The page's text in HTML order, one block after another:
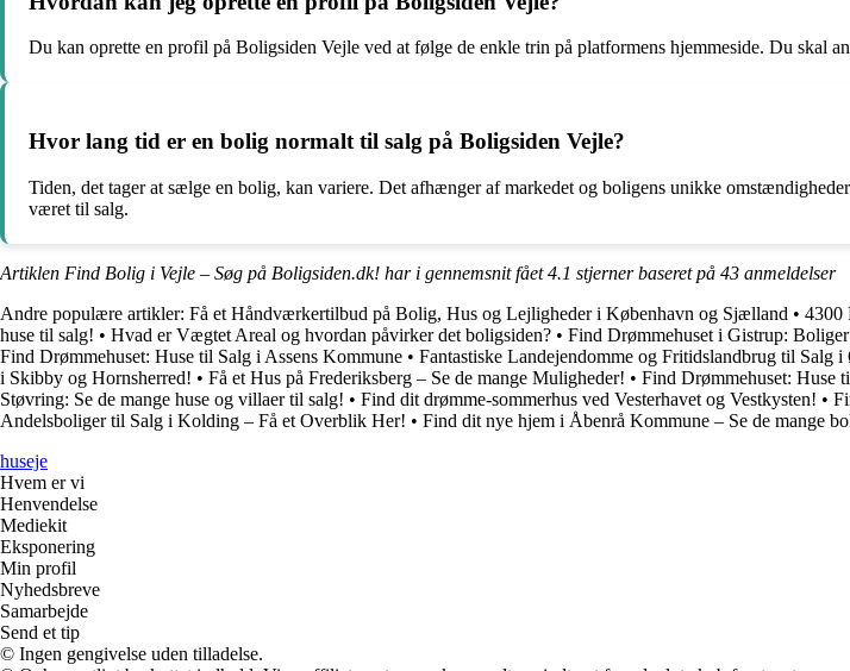
Du kan oprette en profil på Boligsiden Vejle ved at følge de enkle trin på platformens hjemmeside. Du skal
Hvor lang tid er en bolig normalt til salg på Boligsiden Vejle?
Tiden, det tager at sælge en bolig, kan variere. Det afhænger af markedet og boligens unikke
været til salg.
Artiklen Find Bolig i Vejle – Søg på Boligsiden.dk! har i gennemsnit fået4.1 stjerner baseret på 43 anmeldelser
Andre populære artikler: Få et Håndværkertilbud på Bolig, Hus og Lejligheder i København og Sjælland • 4300
huse til salg! • Hvad er Vægtet Areal og hvordan påvirker det boligsiden? • Find Drømmehuset i Gistrup:
Find Drømmehuset: Huse til Salg i Assens Kommune • Fantastiske Landejendomme og Fritidslandbrug til Salg
i Skibby og Hornsherred! • Få et Hus på Frederiksberg – Se de mange Muligheder! • Find Drømmehuset: Huse
Støvring: Se de mange huse og villaer til salg! • Find dit drømme-sommerhus ved Vesterhavet og Vestkysten! •
Andelsboliger til Salg i Kolding – Få et Overblik Her! • Find dit nye hjem i Åbenrå Kommune – Se de mange
huseje
Hvem er vi
Henvendelse
Mediekit
Eksponering
Min profil
Nyhedsbreve
Samarbejde
Send et tip
© Ingen gengivelse uden tilladelse.